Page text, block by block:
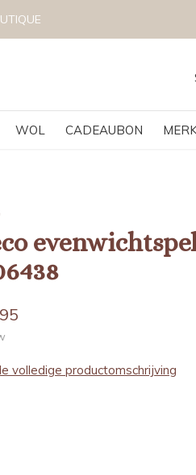
WOL CADEAUBON
volledige productomschrijving